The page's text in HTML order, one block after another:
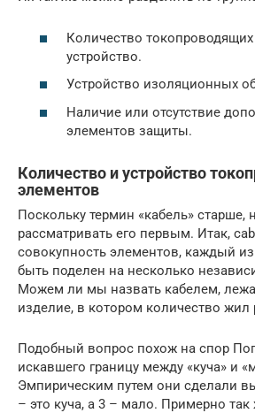
Количество
устройство.
Устройство изоляционных
Наличие или отсутствие
элементов защиты.
Количество и устройство
элементов
Поскольку термин «кабель» старше,
рассматривать его первым. Итак,
совокупность элементов, каждый
быть поделен на несколько
Можем ли мы назвать кабелем,
изделие, в котором количество жил
Подобный вопрос похож на спор
искавшего границу между «куча» и
Эмпирическим путем они сделали
– это куча, а 3 – мало. Примерно